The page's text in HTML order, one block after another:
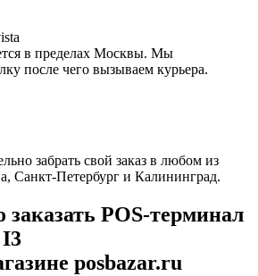
в пределах Москвы. Мы
после чего вызываем курьера.
забрать свой заказ в любом из
Санкт-Петербург и Калининград.
POS-терминал
posbazar.ru